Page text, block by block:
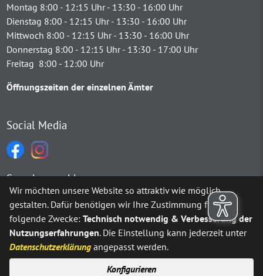
Montag 8:00 - 12:15 Uhr - 13:30 - 16:00 Uhr
Dienstag 8:00 - 12:15 Uhr - 13:30 - 16:00 Uhr
Mittwoch 8:00 - 12:15 Uhr - 13:30 - 16:00 Uhr
Donnerstag 8:00 - 12:15 Uhr - 13:30 - 17:00 Uhr
Freitag 8:00 - 12:00 Uhr
Öffnungszeiten der einzelnen Ämter
Social Media
Sprachauswahl
Möchten Sie vonGoogle Translate bereitgestellte externe
Ja Immer
Wir möchten unsere Website so attraktiv wie möglich
gestalten. Dafür benötigen wir Ihre Zustimmung für
folgende Zwecke:Technisch notwendig & Verbesserung der
Nutzungserfahrungen. Die Einstellung kann jederzeit unter
Datenschutzerklärung angepasst werden.
Konfigurieren